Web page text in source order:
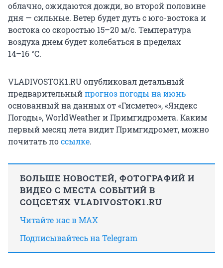
облачно, ожидаются дожди, во второй половине
дня — сильные. Ветер будет дуть с юго-востока и
востока со скоростью 15–20 м/с. Температура
воздуха днем будет колебаться в пределах
14–16 °C.
VLADIVOSTOK1.RU опубликовал детальный
предварительныйпрогноз погоды на июнь
основанный на данных от «Гисметео», «Яндекс
Погоды», WorldWeather и Примгидромета. Каким
первый месяц лета видит Примгидромет, можно
почитать поссылке.
БОЛЬШЕ НОВОСТЕЙ, ФОТОГРАФИЙ И
ВИДЕО С МЕСТА СОБЫТИЙ В
СОЦСЕТЯХ VLADIVOSTOK1.RU
Читайте нас в MAX
Подписывайтесь на Telegram